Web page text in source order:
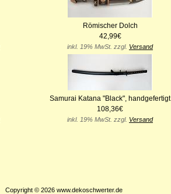
Römischer Dolch
42,99€
inkl. 19% MwSt. zzgl. Versand
Samurai Katana "Black", handgefertigt
108,36€
inkl. 19% MwSt. zzgl. Versand
Copyright © 2026 www.dekoschwerter.de